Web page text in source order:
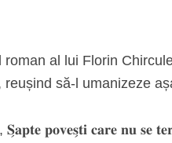
roman al lui Florin
reușind să-l umanizeze
𝐒̗𝐚𝐩𝐭𝐞 𝐩𝐨𝐯𝐞𝐬̗𝐭𝐢 𝐜𝐚𝐫𝐞 𝐧𝐮 𝐬𝐞